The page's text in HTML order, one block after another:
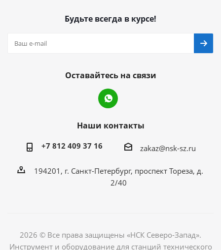
Будьте всегда в курсе!
Оставайтесь на связи
Наши контакты
+7 812 409 37 16 zakaz@nsk-sz.ru
194201, г. Санкт-Петербург, проспект Тореза, д.
2/40
2026 © Все права защищены «НСК Северо-Запад».
Инструмент и оборудование для станций технического